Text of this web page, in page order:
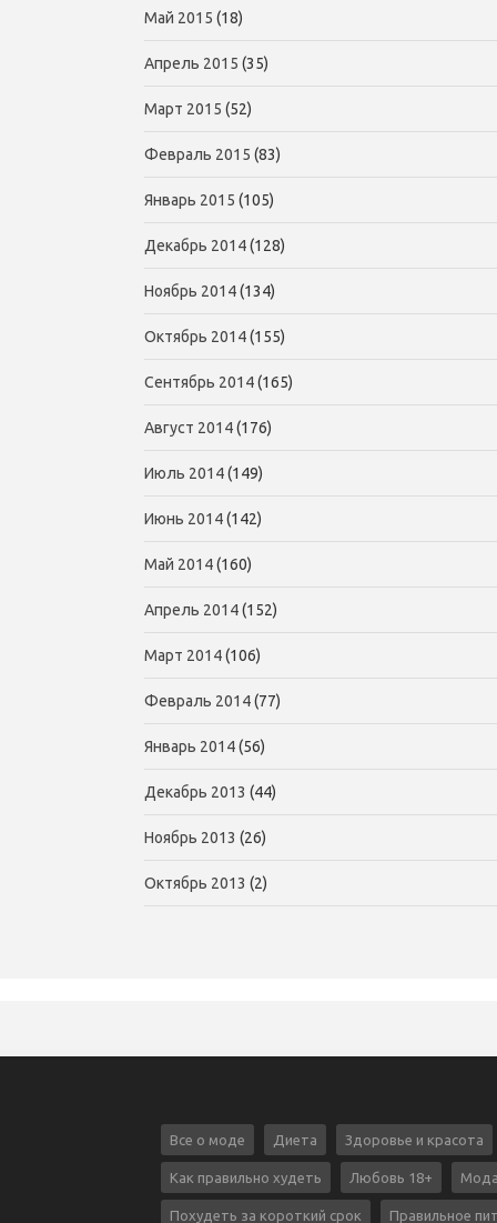
Май 2015 (18)
Апрель 2015 (35)
Март 2015 (52)
Февраль 2015 (83)
Январь 2015 (105)
Декабрь 2014(128)
Ноябрь 2014(134)
Октябрь 2014(155)
Сентябрь 2014(165)
Август 2014(176)
Июль 2014(149)
Июнь 2014(142)
Май 2014(160)
Апрель 2014(152)
Март 2014(106)
Февраль 2014(77)
Январь 2014(56)
Декабрь 2013 (44)
Ноябрь 2013 (26)
Октябрь 2013 (2)
Все о моде Диета Здоровье и красота
Как правильно худеть Любовь 18+
Похудеть за короткий срок Правильное